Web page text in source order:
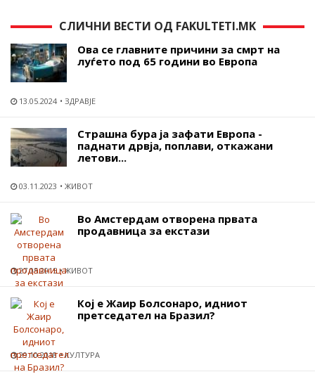
СЛИЧНИ ВЕСТИ ОД FAKULTETI.MK
Ова се главните причини за смрт на
луѓето под 65 години во Европа
13.05.2024 ЗДРАВЈЕ
Страшна бура ја зафати Европа -
паднати дрвја, поплави, откажани
летови...
03.11.2023 ЖИВОТ
Во Амстердам отворена првата
продавница за екстази
27.05.2015 ЖИВОТ
Кој е Жаир Болсонаро, идниот
претседател на Бразил?
29.10.2018 КУЛТУРА